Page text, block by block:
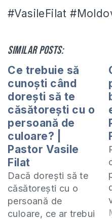
#VasileFilat
Similar posts:
Ce trebuie să
cunoști când
dorești să te
căsătorești cu o
persoană de
culoare? |
Pastor Vasile
Filat
Dacă dorești să te
căsătorești cu o
persoană de
culoare, ce ar trebui